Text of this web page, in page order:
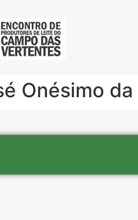
Onésimo da